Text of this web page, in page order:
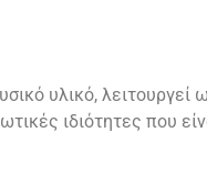
υλικό, λειτουργεί
ιδιότητες που